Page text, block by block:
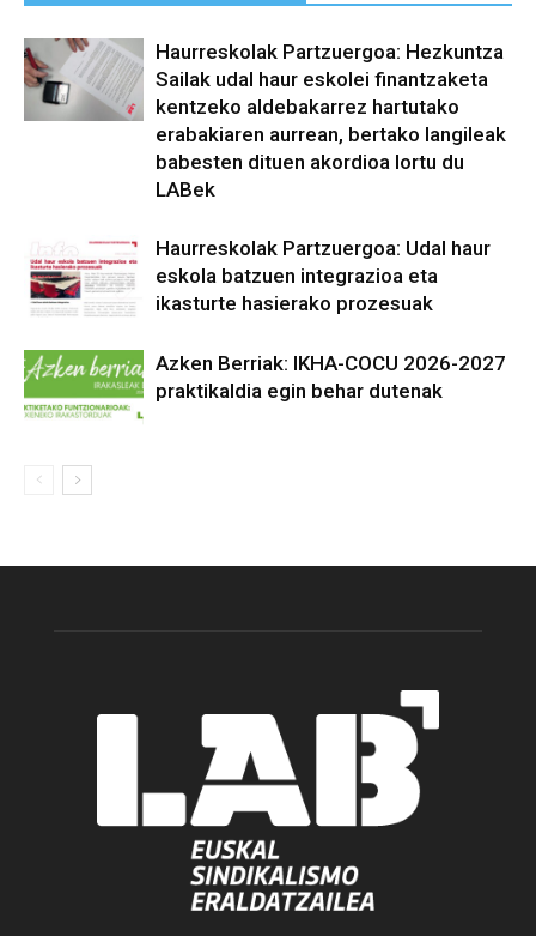
Haurreskolak Partzuergoa: Hezkuntza
Sailak udal haur eskolei finantzaketa
kentzeko aldebakarrez hartutako
erabakiaren aurrean, bertako langileak
babesten dituen akordioa lortu du
LABek
Haurreskolak Partzuergoa: Udal haur
eskola batzuen integrazioa eta
ikasturte hasierako prozesuak
Azken Berriak: IKHA-COCU 2026-2027
praktikaldia egin behar dutenak